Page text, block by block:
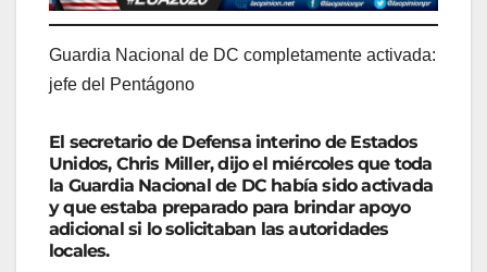
Guardia Nacional de DC completamente activada:
jefe del Pentágono
El secretario de Defensa interino de Estados
Unidos, Chris Miller, dijo el miércoles que toda
la Guardia Nacional de DC había sido activada
y que estaba preparado para brindar apoyo
adicional si lo solicitaban las autoridades
locales.